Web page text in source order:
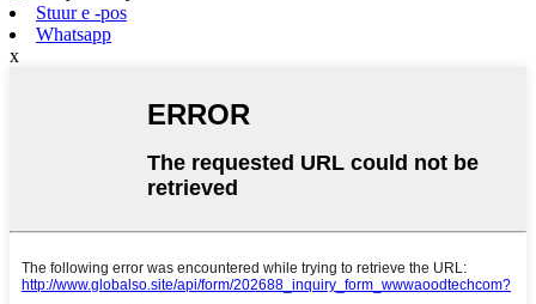
Stuur e -pos
Whatsapp
x